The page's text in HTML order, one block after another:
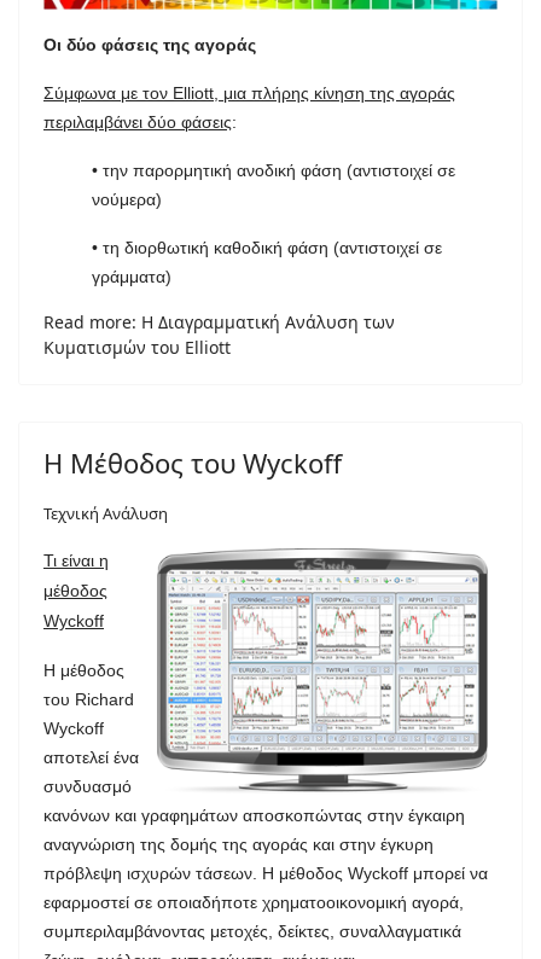
Οι δύο φάσεις της αγοράς
Σύμφωνα με τον Elliott, μια πλήρης κίνηση της αγοράς
περιλαμβάνει δύο φάσεις:
• την παρορμητική ανοδική φάση (αντιστοιχεί σε
νούμερα)
• τη διορθωτική καθοδική φάση (αντιστοιχεί σε
γράμματα)
Read more: Η Διαγραμματική Ανάλυση των
Κυματισμών του Elliott
Η Μέθοδος του Wyckoff
Τεχνική Ανάλυση
Τι είναι η
μέθοδος
Wyckoff
Η μέθοδος
του Richard
Wyckoff
αποτελεί ένα
συνδυασμό
κανόνων και γραφημάτων αποσκοπώντας στην έγκαιρη
αναγνώριση της δομής της αγοράς και στην έγκυρη
πρόβλεψη ισχυρών τάσεων. Η μέθοδος Wyckoff μπορεί να
εφαρμοστεί σε οποιαδήποτε χρηματοοικονομική αγορά,
συμπεριλαμβάνοντας μετοχές, δείκτες, συναλλαγματικά